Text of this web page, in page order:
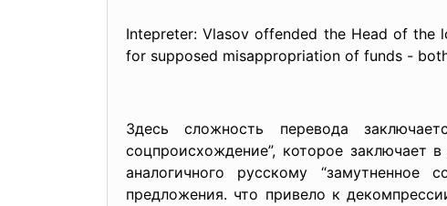
Intepreter: Vlasov offended the Head of
for supposed misappropriation of funds -
Здесь сложность перевода
соцпроисхождение”, которое заключает
аналогичного русскому “замутненное
предложения. что привело к